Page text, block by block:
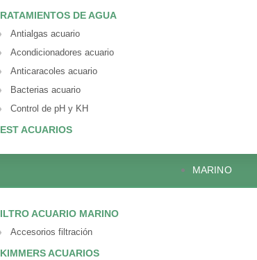
DE AGUA
Antialgas acuario
Acondicionadores acuario
Anticaracoles acuario
Bacterias acuario
Control de pH y KH
ACUARIOS
MARINO
ACUARIO MARINO
Accesorios filtración
ACUARIOS